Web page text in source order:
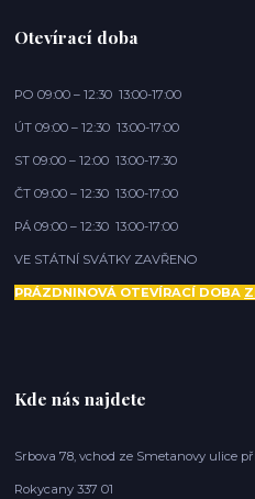
Otevírací doba
PO 09:00 – 12:30 13:00-17:00
ÚT 09:00 – 12:30 13:00-17:00
ST 09:00 – 12:00 13:00-17:30
ČT 09:00 – 12:30 13:00-17:00
PÁ 09:00 – 12:30 13:00-17:00
VE STÁTNÍ SVÁTKY ZAVŘENO
PRÁZDNINOVÁ OTEVÍRACÍ DOBA
Kde nás najdete
Srbova 78, vchod ze Smetanovy ulice
Rokycany 337 01